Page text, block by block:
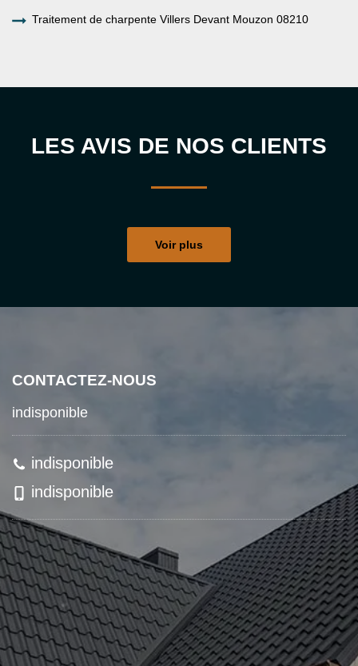
Traitement de charpente Villers Devant Mouzon 08210
LES AVIS DE NOS CLIENTS
Voir plus
CONTACTEZ-NOUS
indisponible
indisponible
indisponible